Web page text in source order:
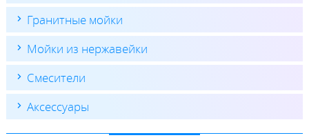
Гранитные мойки
Мойки из нержавейки
Смесители
Аксессуары